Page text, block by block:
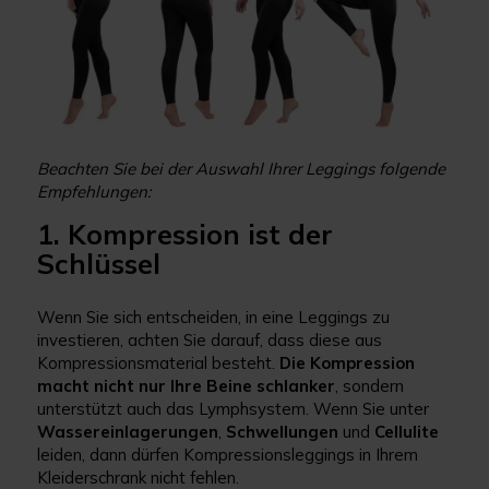
Beachten Sie bei der Auswahl Ihrer Leggings folgende
Empfehlungen:
1. Kompression ist der
Schlüssel
Wenn Sie sich entscheiden, in eine Leggings zu
investieren, achten Sie darauf, dass diese aus
Kompressionsmaterial besteht. Die Kompression
macht nicht nur Ihre Beine schlanker, sondern
unterstützt auch das Lymphsystem. Wenn Sie unter
Wassereinlagerungen, Schwellungen und Cellulite
leiden, dann dürfen Kompressionsleggings in Ihrem
Kleiderschrank nicht fehlen.